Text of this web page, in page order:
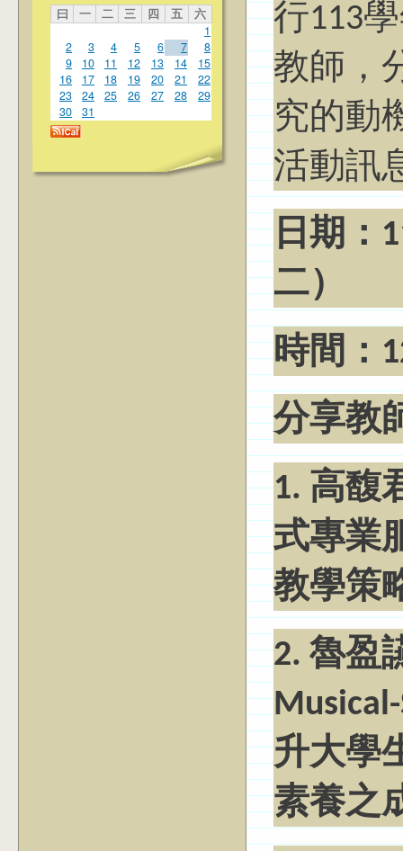
曰 一 二 三 四 五
六
1
2
3 4 5 6 7
8
9
10 11 12 13 14
15
16
17 18 19 20 21
22
23
24 25 26 27 28
29
30
31
行113
教師，
究的動
活動訊
日期：
二）
時間：
分享教
1. 高馥
式專業
教學策
2. 魯盈
升大學
素養之